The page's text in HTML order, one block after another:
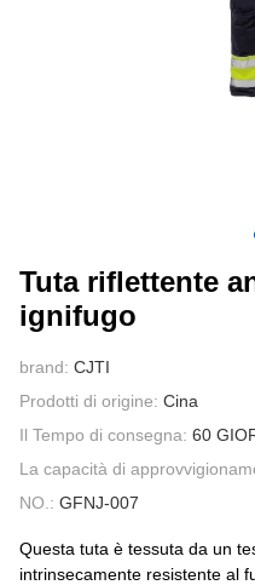
Tuta riflettente
ignifugo
brand: CJTI
Prodotti di origine: Cina
Il Tempo di consegna: 60
La capacità di
NO.: GFNJ-007
Questa tuta è tessuta da un
intrinsecamente resistente al